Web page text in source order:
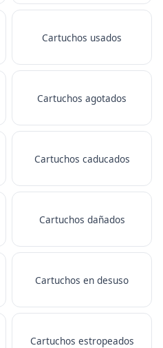
Cartuchos usados
Cartuchos agotados
Cartuchos caducados
Cartuchos dañados
Cartuchos en desuso
Cartuchos estropeados